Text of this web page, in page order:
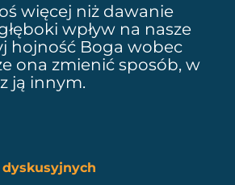
więcej niż dawanie
wpływ na nasze
hojność Boga wobec
ona zmienić sposób, w
ją innym.